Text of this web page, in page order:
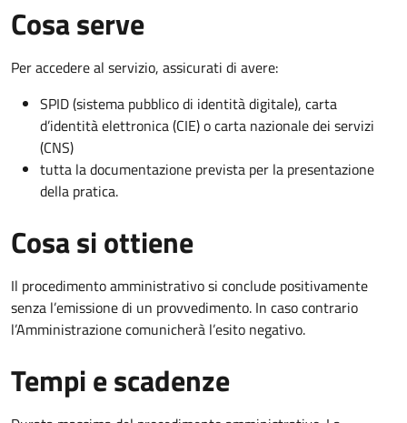
Cosa serve
Per accedere al servizio, assicurati di avere:
SPID (sistema pubblico di identità digitale), carta
d’identità elettronica (CIE) o carta nazionale dei servizi
(CNS)
tutta la documentazione prevista per la presentazione
della pratica.
Cosa si ottiene
Il procedimento amministrativo si conclude positivamente
senza l’emissione di un provvedimento. In caso contrario
l’Amministrazione comunicherà l’esito negativo.
Tempi e scadenze